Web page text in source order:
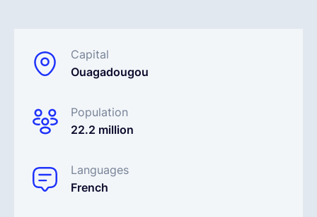
Capital
Ouagadougou
Population
22.2 million
Languages
French
Demander une démo
EOR & Payroll
Contractor Management